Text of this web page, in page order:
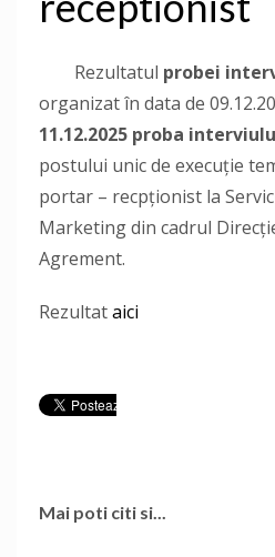
Rezultatul probei
organizat în data de
11.12.2025 proba
postului unic de execuție
portar – recpționist la
Marketing din cadrul
Agrement.
Rezultataici
Mai poti citi si...